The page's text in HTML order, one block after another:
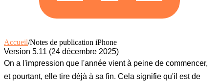
Accueil/Notes de publication iPhone
Version 5.11 (24 décembre 2025)
On a l'impression que l'année vient à peine de commencer,
et pourtant, elle tire déjà à sa fin. Cela signifie qu'il est de